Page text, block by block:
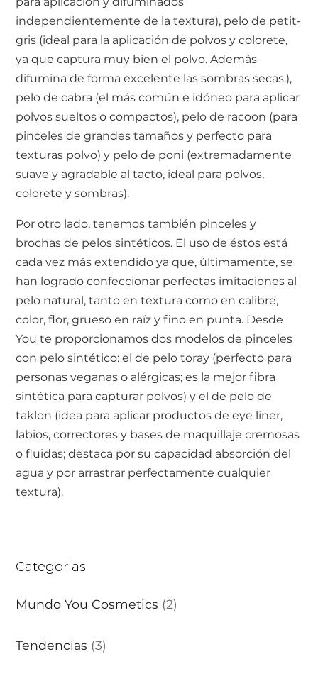
independientemente de la textura), pelo de petit-
gris (ideal para la aplicación de polvos y colorete,
ya que captura muy bien el polvo. Además
difumina de forma excelente las sombras secas.),
pelo de cabra (el más común e idóneo para aplicar
polvos sueltos o compactos), pelo de racoon (para
pinceles de grandes tamaños y perfecto para
texturas polvo) y pelo de poni (extremadamente
suave y agradable al tacto, ideal para polvos,
colorete y sombras).
Por otro lado, tenemos también pinceles y
brochas de pelos sintéticos. El uso de éstos está
cada vez más extendido ya que, últimamente, se
han logrado confeccionar perfectas imitaciones al
pelo natural, tanto en textura como en calibre,
color, flor, grueso en raíz y fino en punta. Desde
You te proporcionamos dos modelos de pinceles
con pelo sintético: el de pelo toray (perfecto para
personas veganas o alérgicas; es la mejor fibra
sintética para capturar polvos) y el de pelo de
taklon (idea para aplicar productos de eye liner,
labios, correctores y bases de maquillaje cremosas
o fluidas; destaca por su capacidad absorción del
agua y por arrastrar perfectamente cualquier
textura).
Categorias
Mundo You Cosmetics (2)
Tendencias (3)